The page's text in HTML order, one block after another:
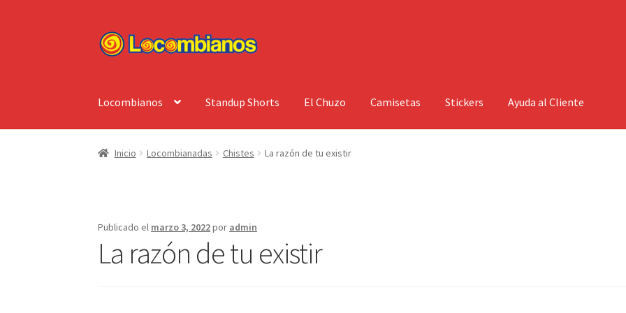
Ir
a
Ir
al
Locombianos Standup Shorts El Chuzo Camisetas Stickers Ayuda al Cliente
Inicio Locombianadas Chistes La razón de tu existir
Publicado el marzo 3, 2022por admin
La razón de tu existir